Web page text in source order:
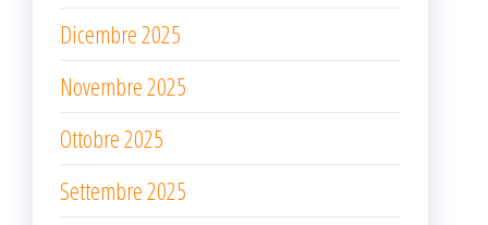
Dicembre 2025
Novembre 2025
Ottobre 2025
Settembre 2025